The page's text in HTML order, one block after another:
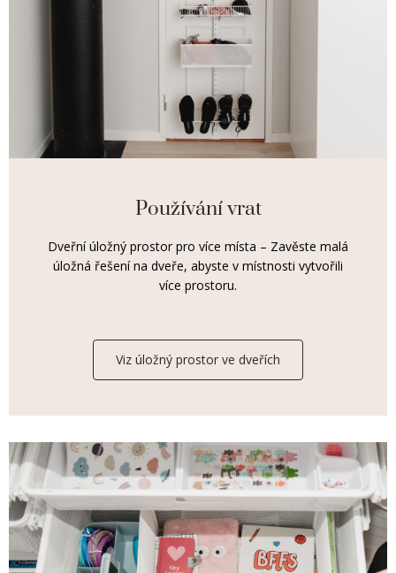
Používání vrat
Dveřní úložný prostor pro více místa – Zavěste malá
úložná řešení na dveře, abyste v místnosti vytvořili
více prostoru.
Viz úložný prostor ve dveřích